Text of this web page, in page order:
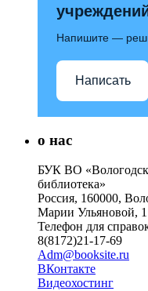
Напишите —
Написать
о нас
БУК ВО
библиотека»
Россия, 160000,
Марии Ульяновой, 1
Телефон для
8(8172)21-17-69
Adm@booksite.ru
ВКонтакте
Видеохостинг